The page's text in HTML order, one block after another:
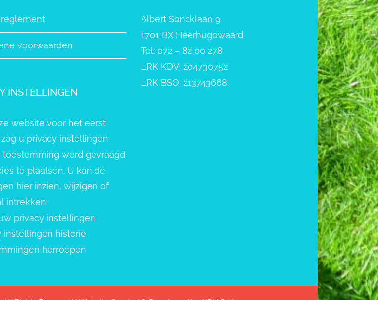
voorwaarden
INSTELLINGEN
website voor het eerst
u privacy instellingen
toestemming werd gevraagd
te plaatsen. U kan de
hier inzien, wijzigen of
intrekken:
privacy instellingen
instellingen historie
herroepen
Albert Soncklaan 9
1701 BX Heerhugowaard
Tel: 072 – 82 00 278
LRK KDV: 204730752
LRK BSO: 213743668.
Rights Reserved | Website Created & Developed byKDV Online